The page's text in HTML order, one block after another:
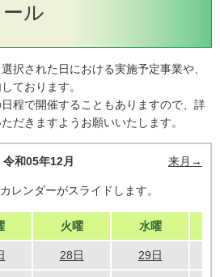
ル
択された日における実施予定事業や、
ております。
程で開催することもありますので、詳
だきますようお願いいたします。
令和05年12月 来月→
レンダーがスライドします。
火曜 水曜
28日 29日